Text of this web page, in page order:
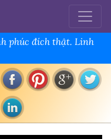
phúc đích thật. Linh